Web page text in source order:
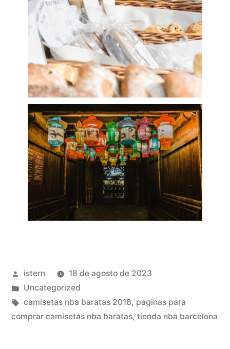
Publicado
por
istern
18 de agosto de 2023
Publicado
en
Uncategorized
Etiquetas:
camisetas nba baratas 2018, paginas para
comprar camisetas nba baratas, tienda nba barcelona